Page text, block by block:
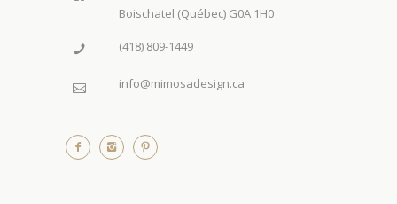
Boischatel (Québec) G0A 1H0
(418) 809-1449
info@mimosadesign.ca